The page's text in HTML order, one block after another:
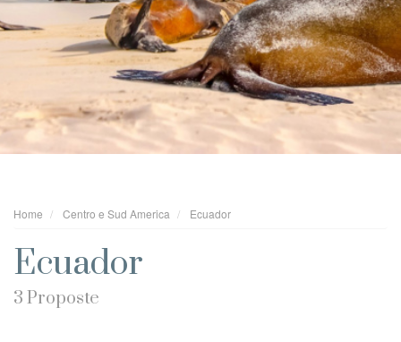
Home Centro e Sud America Ecuador
Ecuador
3 Proposte